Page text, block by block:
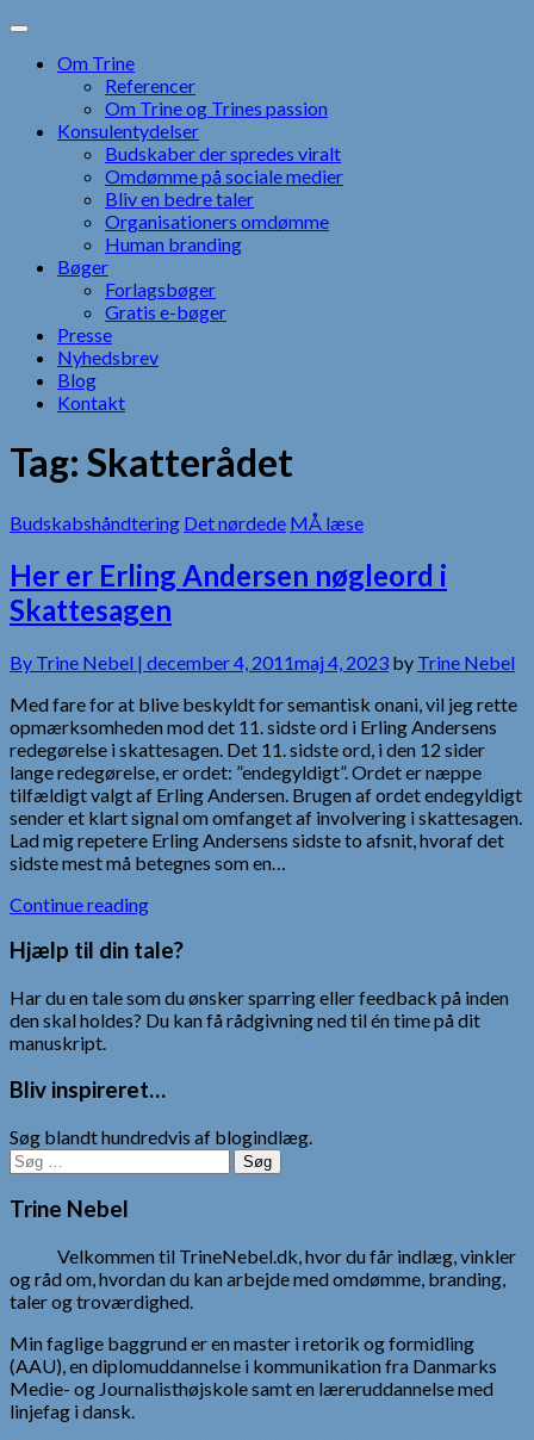
Skip
contentOm Trine
Referencer
Om Trine og Trines passion
Konsulentydelser
Budskaber der spredes viralt
Omdømme på sociale medier
Bliv en bedre taler
Organisationers omdømme
Human branding
Bøger
Forlagsbøger
Gratis e-bøger
Presse
Nyhedsbrev
Blog
Kontakt
Tag: Skatterådet
Budskabshåndtering Det nørdede MÅ læse
Her er Erling Andersen nøgleord i
Skattesagen
By Trine Nebel | december 4, 2011maj 4, 2023 by Trine Nebel
Med fare for at blive beskyldt for semantisk onani, vil jeg rette
opmærksomheden mod det 11. sidste ord i Erling Andersens
redegørelse i skattesagen. Det 11. sidste ord, i den 12 sider
lange redegørelse, er ordet: ”endegyldigt”. Ordet er næppe
tilfældigt valgt af Erling Andersen. Brugen af ordet endegyldigt
sender et klart signal om omfanget af involvering i skattesagen.
Lad mig repetere Erling Andersens sidste to afsnit, hvoraf det
sidste mest må betegnes som en…
Continue reading
Hjælp til din tale?
Har du en tale som du ønsker sparring eller feedback på inden
den skal holdes? Du kan få rådgivning ned til én time på dit
manuskript.
Bliv inspireret…
Søg blandt hundredvis af blogindlæg.
Søg
efter:
Trine Nebel
Velkommen til TrineNebel.dk, hvor du får indlæg, vinkler
og råd om, hvordan du kan arbejde med omdømme, branding,
taler og troværdighed.
Min faglige baggrund er en master i retorik og formidling
(AAU), en diplomuddannelse i kommunikation fra Danmarks
Medie- og Journalisthøjskole samt en læreruddannelse med
linjefag i dansk.